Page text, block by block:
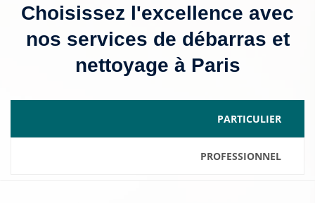
Choisissez l'excellence avec
nos services de débarras et
nettoyage à Paris
PARTICULIER
PROFESSIONNEL